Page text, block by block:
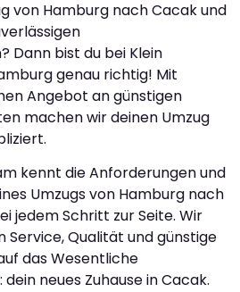
von Hamburg nach Cacak und
Dann bist du bei Klein
genau richtig! Mit
Angebot an günstigen
machen wir deinen Umzug
kennt die Anforderungen und
Umzugs von Hamburg nach
jedem Schritt zur Seite. Wir
Service, Qualität und günstige
das Wesentliche
neues Zuhause in Cacak.